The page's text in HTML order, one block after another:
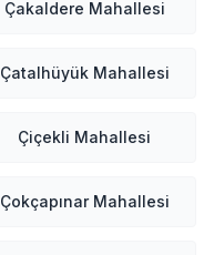
Çakaldere Mahallesi
Çatalhüyük Mahallesi
Çiçekli Mahallesi
Çokçapınar Mahallesi